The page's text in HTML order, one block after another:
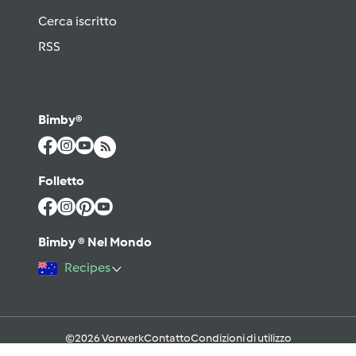
Cerca iscritto
RSS
Bimby®
Folletto
Bimby ® Nel Mondo
Recipes
©2026 VorwerkContattoCondizioni di utilizzo